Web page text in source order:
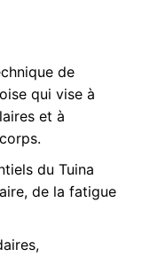
de
qui vise à
et à
du Tuina
de la fatigue